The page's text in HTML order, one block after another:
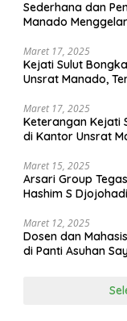
Sederhana dan
Manado
Maret 17, 2025
Kejati Sulut
Unsrat Manado,
Maret 17, 2025
Keterangan Kejati
di Kantor Unsrat
Maret 15, 2025
Arsari Group
Hashim S
Maret 12, 2025
Dosen dan
di Panti Asuhan